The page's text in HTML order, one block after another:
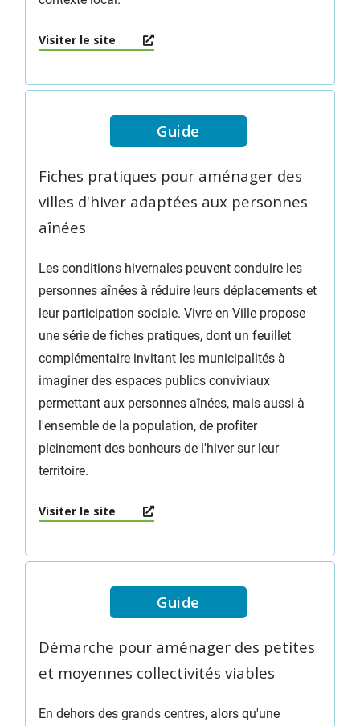
Visiter le site
Guide
Fiches pratiques pour aménager des
villes d'hiver adaptées aux personnes
aînées
Les conditions hivernales peuvent conduire les
personnes aînées à réduire leurs déplacements et
leur participation sociale. Vivre en Ville propose
une série de fiches pratiques, dont un feuillet
complémentaire invitant les municipalités à
imaginer des espaces publics conviviaux
permettant aux personnes aînées, mais aussi à
l'ensemble de la population, de profiter
pleinement des bonheurs de l'hiver sur leur
territoire.
Visiter le site
Guide
Démarche pour aménager des petites
et moyennes collectivités viables
En dehors des grands centres, alors qu'une